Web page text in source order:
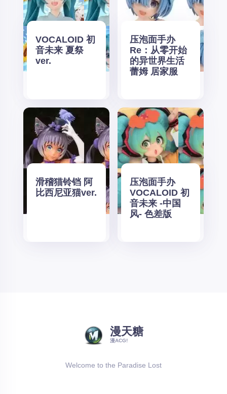
VOCALOID 初
音未来 夏祭
ver.
压泡面手办
Re：从零开始
的异世界生活
蕾姆 居家服
滑稽猫铃铛 阿
比西尼亚猫ver.
压泡面手办
VOCALOID 初
音未来 -中国
风- 色差版
漫天糖
漫ACG!
Welcome to the Paradise Lost